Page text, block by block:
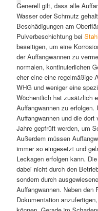
Generell gilt, dass alle
Wasser oder Schmutz
Beschädigungen am
Pulverbeschichtung bei
beseitigen, um eine
der Auffangwannen zu
normalen, kontinuierlichen
eher eine eine regelmäßige
WHG und weniger eine
Wöchentlich hat zusätzlich
Auffangwannen zu
Auffangwannen und die
Jahre gepfrüft werden, um
Außerdem müssen
immer so eingesetzt und
Leckagen erfolgen kann.
dabei nicht durch den
sondern durch
Auffangwannen. Neben
Dokumentation